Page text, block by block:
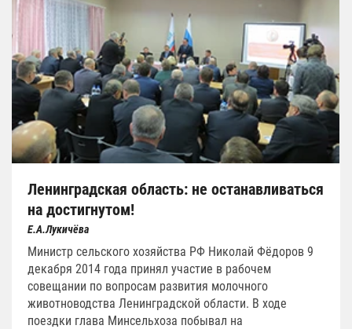
Ленинградская область: не останавливаться
на достигнутом!
Е.А.Лукичёва
Министр сельского хозяйства РФ Николай Фёдоров 9
декабря 2014 года принял участие в рабочем
совещании по вопросам развития молочного
животноводства Ленинградской области. В ходе
поездки глава Минсельхоза побывал на